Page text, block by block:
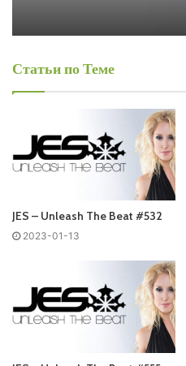
JES - Unleash The Beat
Запись
Слушай и добавляй
Coming soon…
01. Beatsole – Into The Light |
02. ARTY & Laidback Luke ft.
Crowd | ARMADA
Статьи по Теме
JES – Unleash The Beat #532
2023-01-13